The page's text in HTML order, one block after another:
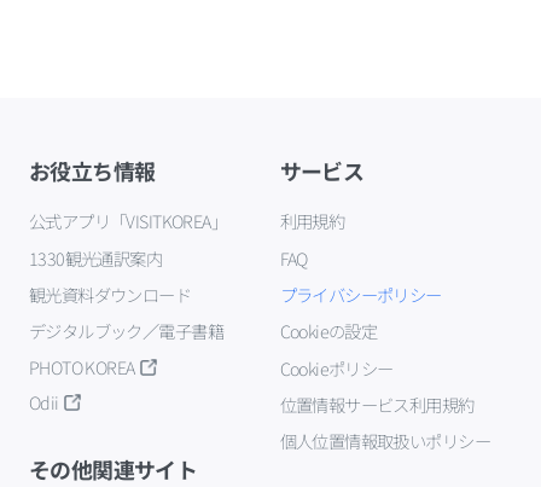
お役立ち情報
公式アプリ「VISITKOREA」
1330観光通訳案内
観光資料ダウンロード
デジタルブック／電子書籍
PHOTO KOREA
Odii
サービス
利用規約
FAQ
プライバシーポリシー
Cookieの設定
Cookieポリシー
位置情報サービス利用規約
個人位置情報取扱いポリシー
その他関連サイト